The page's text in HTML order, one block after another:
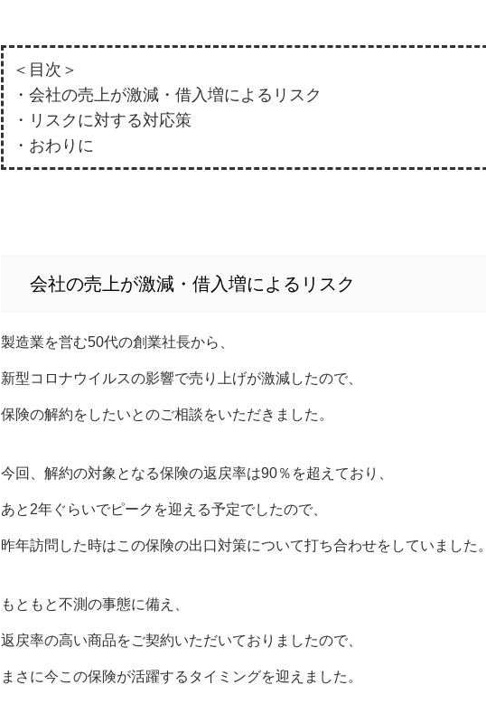
＜目次＞
・会社の売上が激減・借入増によるリスク
・リスクに対する対応策
・おわりに
会社の売上が激減・借入増によるリスク
製造業を営む50代の創業社長から、
新型コロナウイルスの影響で売り上げが激減したので、
保険の解約をしたいとのご相談をいただきました。
今回、解約の対象となる保険の返戻率は90％を超えており、
あと2年ぐらいでピークを迎える予定でしたので、
昨年訪問した時はこの保険の出口対策について打ち合わせをしていました。
もともと不測の事態に備え、
返戻率の高い商品をご契約いただいておりましたので、
まさに今この保険が活躍するタイミングを迎えました。